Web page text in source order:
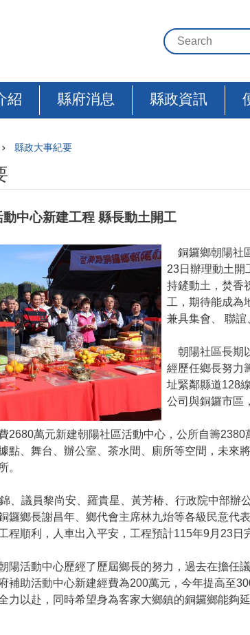
紹 縣府消息 縣政資訊
縣政大事紀要
中心新建工程 縣長動土開工
銅鑼鄉朝陽社
23日辦理動土開
持鏟動土，焚香
工，期待能成為
兼具集會、 聯誼
朝陽社區長期
經歷任鄉長努力
址緊鄰縣道128
公司與銅鑼市區
2680萬元新建朝陽社區活動中心，公所自籌2380
點、舞台、辦公室、茶水間、廁所等空間，未來
。
、議員黎尚安、羅貴星、黃芳椿、行政院中部辦
鑼鄉長謝昌年、鄉代會主席林九炲等各級民意代
程順利，人車出入平安，工程預計115年9月23日
陽活動中心歷經了歷屆鄉長的努力，過去在擔任
補助活動中心新建經費為200萬元，今年提高至
力以赴，同時希望身為客家大鄉鎮的銅鑼鄉能夠